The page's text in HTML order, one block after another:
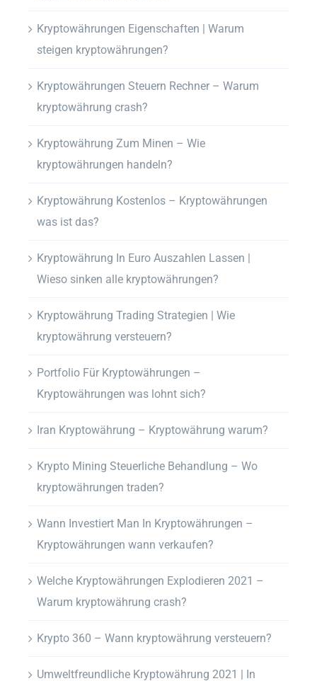
Kryptowährungen Eigenschaften | Warum
steigen kryptowährungen?
Kryptowährungen Steuern Rechner – Warum
kryptowährung crash?
Kryptowährung Zum Minen – Wie
kryptowährungen handeln?
Kryptowährung Kostenlos – Kryptowährungen
was ist das?
Kryptowährung In Euro Auszahlen Lassen |
Wieso sinken alle kryptowährungen?
Kryptowährung Trading Strategien | Wie
kryptowährung versteuern?
Portfolio Für Kryptowährungen –
Kryptowährungen was lohnt sich?
Iran Kryptowährung – Kryptowährung warum?
Krypto Mining Steuerliche Behandlung – Wo
kryptowährungen traden?
Wann Investiert Man In Kryptowährungen –
Kryptowährungen wann verkaufen?
Welche Kryptowährungen Explodieren 2021 –
Warum kryptowährung crash?
Krypto 360 – Wann kryptowährung versteuern?
Umweltfreundliche Kryptowährung 2021 | In